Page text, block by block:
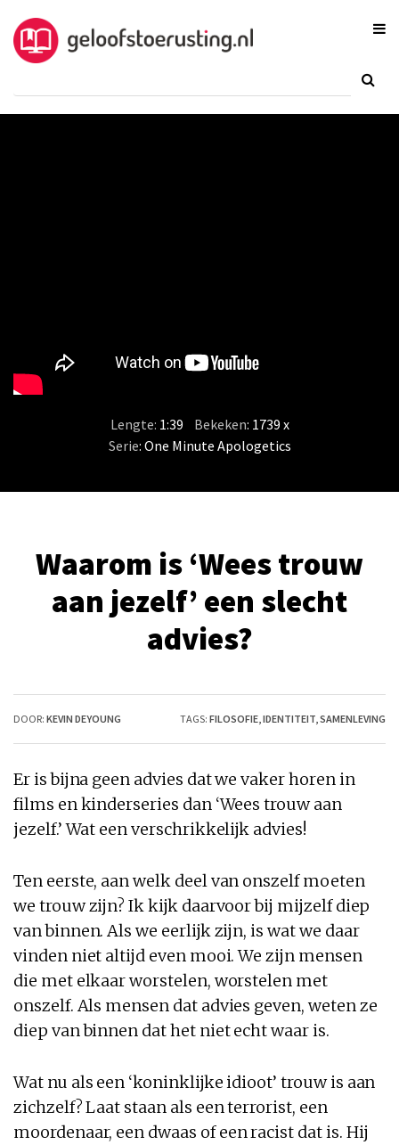
Lengte: 1:39 Bekeken: 1739 x
Serie: One Minute Apologetics
Waarom is ‘Wees trouw
aan jezelf’ een slecht
advies?
DOOR: KEVIN DEYOUNG TAGS: FILOSOFIE IDENTITEIT SAMENLEVING
Er is bijna geen advies dat we vaker horen in
films en kinderseries dan ‘Wees trouw aan
jezelf.’ Wat een verschrikkelijk advies!
Ten eerste, aan welk deel van onszelf moeten
we trouw zijn? Ik kijk daarvoor bij mijzelf diep
van binnen. Als we eerlijk zijn, is wat we daar
vinden niet altijd even mooi. We zijn mensen
die met elkaar worstelen, worstelen met
onszelf. Als mensen dat advies geven, weten ze
diep van binnen dat het niet echt waar is.
Wat nu als een ‘koninklijke idioot’ trouw is aan
zichzelf? Laat staan als een terrorist, een
moordenaar, een dwaas of een racist dat is. Hij